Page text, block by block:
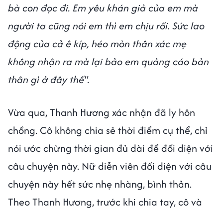
bà con đọc đi. Em yêu khán giả của em mà
người ta cũng nói em thì em chịu rồi. Sức lao
động của cả ê kíp, héo mòn thân xác mẹ
không nhận ra mà lại bảo em quảng cáo bản
thân gì ở đây thế".
Vừa qua, Thanh Hương xác nhận đã ly hôn
chồng. Cô không chia sẻ thời điểm cụ thể, chỉ
nói ước chừng thời gian đủ dài để đối diện với
câu chuyện này. Nữ diễn viên đối diện với câu
chuyện này hết sức nhẹ nhàng, bình thản.
Theo Thanh Hương, trước khi chia tay, cô và